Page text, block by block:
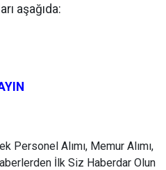
aşağıda:
Personel Alımı, Memur Alımı,
İlk Siz Haberdar Olun